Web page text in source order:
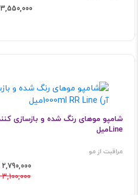
3,550,000 تومان
Lineمیل
مراقبت از مو
2,790,000 تومان
3,100,000 تومان